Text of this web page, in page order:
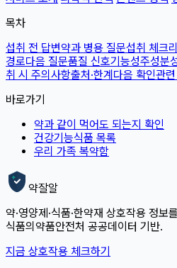
목차
섭취 전 답변약과 병용 질문섭취 체크
경로다음 질문품질 신호기능성주성분
취 시 주의사항출처·한계다음 확인관
바로가기
약과 같이 먹어도 되는지 확인
건강기능식품 목록
우리 가족 복약함
약잘알
약·영양제·식품·한약재 상호작용 정보
식품의약품안전처 공공데이터 기반.
지금 상호작용 체크하기